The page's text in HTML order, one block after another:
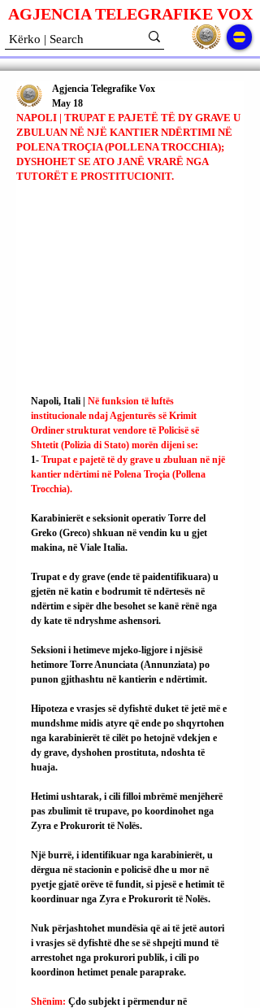
AGJENCIA TELEGRAFIKE VOX
NAPOLI | TRUPAT E PAJETË TË DY GRAVE U
ZBULUAN NË NJË KANTIER NDËRTIMI NË
POLENA TROÇIA (POLLENA TROCCHIA);
DYSHOHET SE ATO JANË VRARË NGA
TUTORËT E PROSTITUCIONIT.
Agjencia Telegrafike Vox
May 18
Napoli, Itali | Në funksion të luftës
institucionale ndaj Agjenturës së Krimit
Ordiner strukturat vendore të Policisë së
Shtetit (Polizia di Stato) morën dijeni se:
1- Trupat e pajetë të dy grave u zbuluan në një
kantier ndërtimi në Polena Troçia (Pollena
Trocchia).
Karabinierët e seksionit operativ Torre del
Greko (Greco) shkuan në vendin ku u gjet
makina, në Viale Italia.
Trupat e dy grave (ende të paidentifikuara) u
gjetën në katin e bodrumit të ndërtesës në
ndërtim e sipër dhe besohet se kanë rënë nga
dy kate të ndryshme ashensori.
Seksioni i hetimeve mjeko-ligjore i njësisë
hetimore Torre Anunciata (Annunziata) po
punon gjithashtu në kantierin e ndërtimit.
Hipoteza e vrasjes së dyfishtë duket të jetë më e
mundshme midis atyre që ende po shqyrtohen
nga karabinierët të cilët po hetojnë vdekjen e
dy grave, dyshohen prostituta, ndoshta të
huaja.
Hetimi ushtarak, i cili filloi mbrëmë menjëherë
pas zbulimit të trupave, po koordinohet nga
Zyra e Prokurorit të Nolës.
Një burrë, i identifikuar nga karabinierët, u
dërgua në stacionin e policisë dhe u mor në
pyetje gjatë orëve të fundit, si pjesë e hetimit të
koordinuar nga Zyra e Prokurorit të Nolës.
Nuk përjashtohet mundësia që ai të jetë autori
i vrasjes së dyfishtë dhe se së shpejti mund të
arrestohet nga prokurori publik, i cili po
koordinon hetimet penale paraprake.
Shënim: Çdo subjekt i përmendur në